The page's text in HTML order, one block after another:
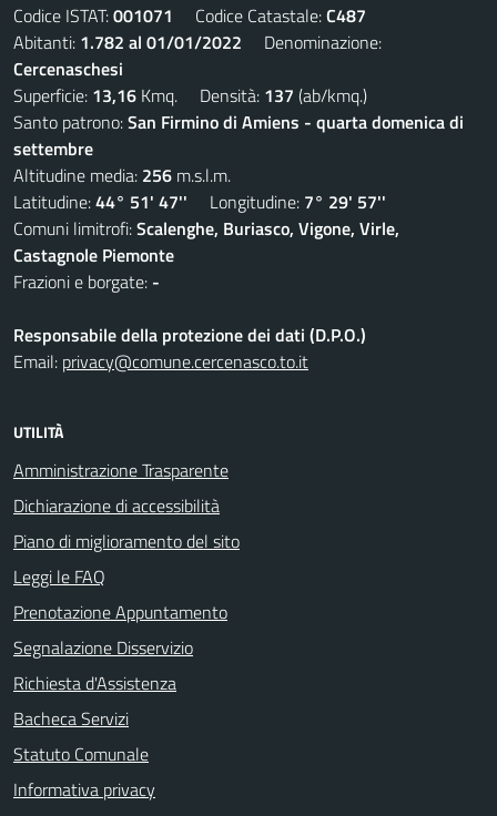
Codice ISTAT:001071 Codice Catastale:C487
Abitanti: 1.782 al 01/01/2022 Denominazione:
Cercenaschesi
Superficie: 13,16 Kmq. Densità: 137 (ab/kmq.)
Santo patrono:San Firmino di Amiens - quarta domenica di
settembre
Altitudine media: 256 m.s.l.m.
Latitudine:44° 51' 47'' Longitudine: 7° 29' 57''
Comuni limitrofi:Scalenghe, Buriasco, Vigone, Virle,
Castagnole Piemonte
Frazioni e borgate: -
Responsabile della protezione dei dati (D.P.O.)
Email: privacy@comune.cercenasco.to.it
UTILITÀ
Amministrazione Trasparente
Dichiarazione di accessibilità
Piano di miglioramento del sito
Leggi le FAQ
Prenotazione Appuntamento
Segnalazione Disservizio
Richiesta d'Assistenza
Bacheca Servizi
Statuto Comunale
Informativa privacy